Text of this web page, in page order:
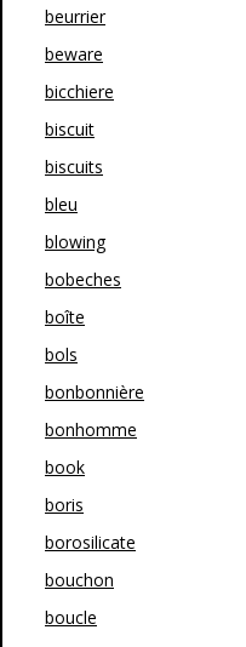
beurrier
beware
bicchiere
biscuit
biscuits
bleu
blowing
bobeches
boîte
bols
bonbonnière
bonhomme
book
boris
borosilicate
bouchon
boucle